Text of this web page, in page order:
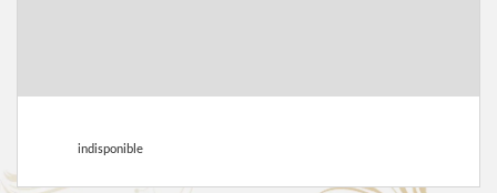
indisponible